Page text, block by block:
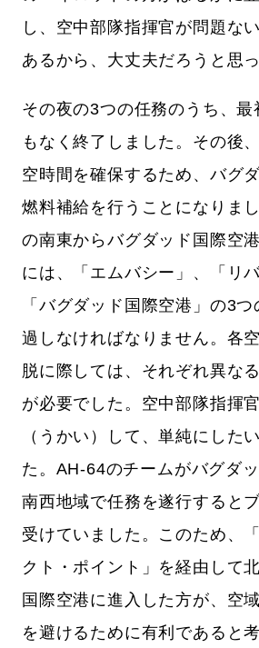
し、空中部隊指揮官が問題な
あるから、大丈夫だろうと思
その夜の3つの任務のうち、
もなく終了しました。その後
空時間を確保するため、バグ
燃料補給を行うことになりま
の南東からバグダッド国際空
には、「エムバシー」、「リ
「バグダッド国際空港」の3
過しなければなりません。各
脱に際しては、それぞれ異な
が必要でした。空中部隊指揮
（うかい）して、単純にした
た。AH-64のチームがバグダ
南西地域で任務を遂行すると
受けていました。このため、
クト・ポイント」を経由して
国際空港に進入した方が、空
を避けるために有利であると